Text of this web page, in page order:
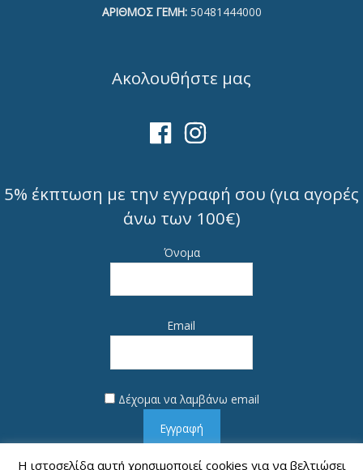
ΑΡΙΘΜΟΣ ΓΕΜΗ: 50481444000
Ακολουθήστε μας
5% έκπτωση με την εγγραφή σου (για αγορές
άνω των 100€)
Όνομα
Email
Δέχομαι να λαμβάνω email
Εγγραφή
Η ιστοσελίδα αυτή χρησιμοποιεί cookies για να βελτιώσει